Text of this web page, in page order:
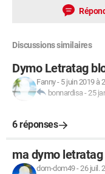
Discussions similaires
Dymo Letratag
Fanny- 5 juin 2019 à
bonnardisa -25
6 réponses
ma dymo
dom-dom49-26 juil.